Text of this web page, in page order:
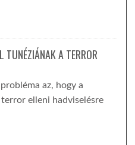
TUNÉZIÁNAK A TERROR
az, hogy a
elleni hadviselésre